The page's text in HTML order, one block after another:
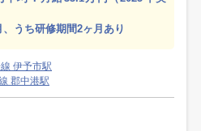
うち研修期間2ヶ月あり
伊予市駅
郡中港駅